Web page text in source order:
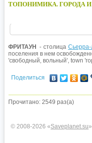
ТОПОНИМИКА. ГОРОДА
ФРИТАУН - столица
поселения в нем
'свободный, вольный', town
Поделиться
Прочитано: 2549 раз(а)
© 2008-2026 «Saveplanet.su